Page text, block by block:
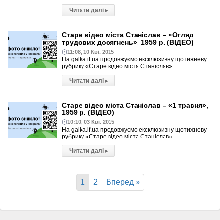
Читати далі ▸
Старе відео міста Станіслав – «Огляд
трудових досягнень», 1959 р. (ВІДЕО)
11:08, 10 Кві. 2015
На galka.if.ua продовжуємо ексклюзивну щотижневу
рубрику «Старе відео міста Станіслав».
Читати далі ▸
Старе відео міста Станіслав – «1 травня»,
1959 р. (ВІДЕО)
10:10, 03 Кві. 2015
На galka.if.ua продовжуємо ексклюзивну щотижневу
рубрику «Старе відео міста Станіслав».
Читати далі ▸
1 2 Вперед »